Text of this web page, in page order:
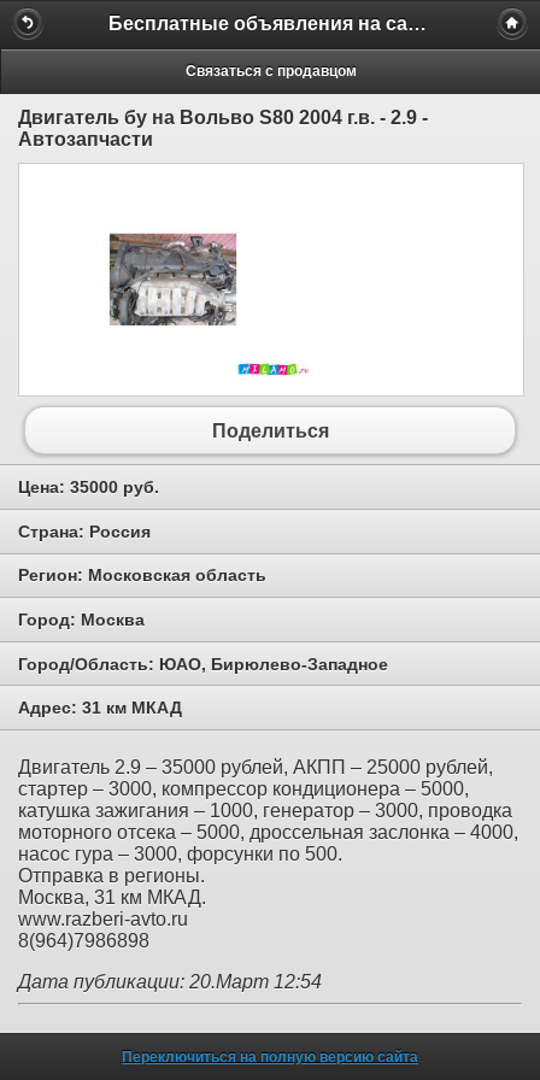
Бесплатные объявления на сайте MILAMO.ru
Связаться с продавцом
Двигатель бу на Вольво S80 2004 г.в. - 2.9 -
Автозапчасти
Поделиться
Цена: 35000 руб.
Страна: Россия
Регион: Московская область
Город: Москва
Город/Область: ЮАО, Бирюлево-Западное
Адрес: 31 км МКАД
Двигатель 2.9 – 35000 рублей, АКПП – 25000 рублей,
стартер – 3000, компрессор кондиционера – 5000,
катушка зажигания – 1000, генератор – 3000, проводка
моторного отсека – 5000, дроссельная заслонка – 4000,
насос гура – 3000, форсунки по 500.
Отправка в регионы.
Москва, 31 км МКАД.
www.razberi-avto.ru
8(964)7986898
Дата публикации: 20.Март 12:54
Переключиться на полную версию сайта